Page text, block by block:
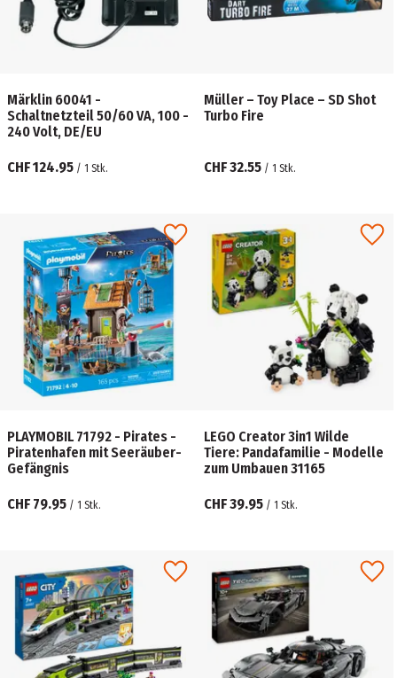
Märklin 60041 -
Schaltnetzteil 50/60 VA, 100 -
240 Volt, DE/EU
CHF 124.95 / 1 Stk.
Müller – Toy Place – SD Shot
Turbo Fire
CHF 32.55 / 1 Stk.
PLAYMOBIL 71792 - Pirates -
Piratenhafen mit Seeräuber-
Gefängnis
CHF 79.95 / 1 Stk.
LEGO Creator 3in1 Wilde
Tiere: Pandafamilie - Modelle
zum Umbauen 31165
CHF 39.95 / 1 Stk.